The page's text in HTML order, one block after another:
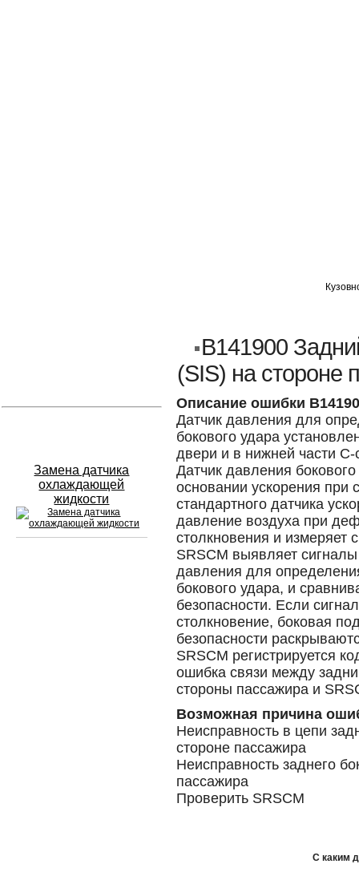
Замена датчика
охлаждающей
жидкости
B141900
(SIS) на стороне
Описание ошибки
Датчик давления для
бокового удара
двери и в нижней части С-
Датчик давления
основании ускорения при
стандартного датчика
давление воздуха при
столкновения и измеряет
SRSCM выявляет
давления для
бокового удара, и
безопасности. Если
столкновение, боковая
безопасности
SRSCM регистрируется
ошибка связи между
стороны пассажира и
Возможная причина
Неисправность в цепи
стороне пассажира
Неисправность заднего
пассажира
Проверить SRSCM
С каким